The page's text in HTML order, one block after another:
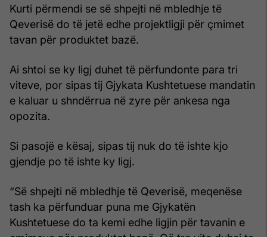
Kurti përmendi se së shpejti në mbledhje të
Qeverisë do të jetë edhe projektligji për çmimet
tavan për produktet bazë.
Ai shtoi se ky ligj duhet të përfundonte para tri
viteve, por sipas tij Gjykata Kushtetuese mandatin
e kaluar u shndërrua në zyre për ankesa nga
opozita.
Si pasojë e kësaj, sipas tij nuk do të ishte kjo
gjendje po të ishte ky ligj.
“Së shpejti në mbledhje të Qeverisë, meqenëse
tash ka përfunduar puna me Gjykatën
Kushtetuese do ta kemi edhe ligjin për tavanin e